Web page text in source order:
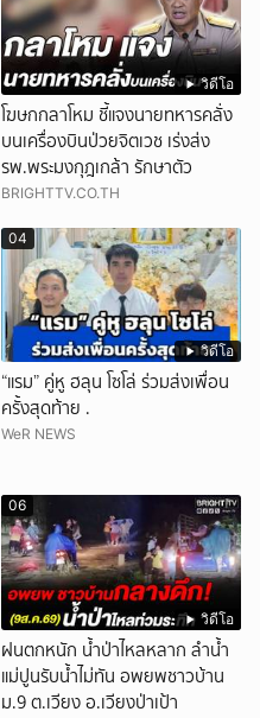
วิดีโอ
โฆษกกลาโหม ชี้แจงนายทหารคลั่ง
บนเครื่องบินป่วยจิตเวช เร่งส่ง
รพ.พระมงกุฎเกล้า รักษาตัว
BRIGHTTV.CO.TH
วิดีโอ
04
“แรม” คู่หู ฮลุน โซโล่ ร่วมส่งเพื่อน
ครั้งสุดท้าย .
WeR NEWS
วิดีโอ
06
ฝนตกหนัก น้ำป่าไหลหลาก ลำน้ำ
แม่ปูนรับน้ำไม่ทัน อพยพชาวบ้าน
ม.9 ต.เวียง อ.เวียงป่าเป้า